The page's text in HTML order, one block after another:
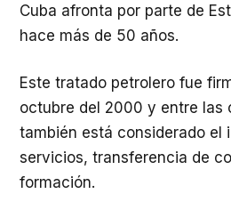
Cuba afronta por parte de
hace más de 50 años.
Este tratado petrolero fue
octubre del 2000 y entre las
también está considerado el
servicios, transferencia de
formación.